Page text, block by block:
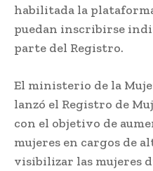
habilitada la
puedan inscribirse
parte del Registro.
El ministerio de la
lanzó el Registro de
con el objetivo de
mujeres en cargos de
visibilizar las mujeres